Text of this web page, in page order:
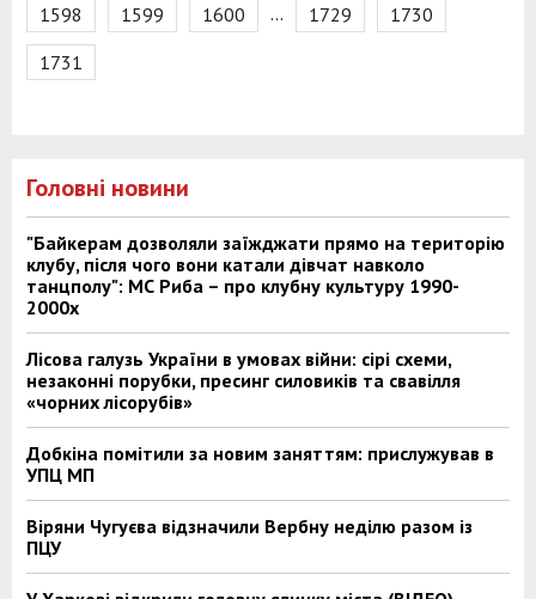
1598
1599 1600 … 1729
1730
1731
Головні новини
"Байкерам дозволяли заїжджати прямо на територію
клубу, після чого вони катали дівчат навколо
танцполу": МС Риба – про клубну культуру 1990-
2000х
Лісова галузь України в умовах війни: сірі схеми,
незаконні порубки, пресинг силовиків та свавілля
«чорних лісорубів»
Добкіна помітили за новим заняттям: прислужував в
УПЦ МП
Віряни Чугуєва відзначили Вербну неділю разом із
ПЦУ